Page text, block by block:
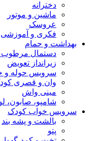
دخترانه
ماشین و موتور
عروسک
فکری و آموزشی
بهداشت و حمام
دستمال مرطوب
زیرانداز تعویض
سرویس حوله
وان و قصری
مینی واش
شامپو، صابون،
سرویس خواب کودک
بالشت و پشه بند
پتو